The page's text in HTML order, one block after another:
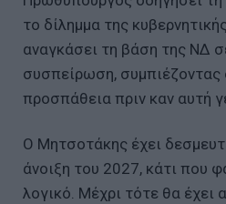
το δίλημμα της
αναγκάσει τη βάση της ΝΔ
συσπείρωση, συμπιέζοντας
προσπάθεια πριν καν αυτή
Ο Μητσοτάκης έχει
άνοιξη του 2027, κάτι που
λογικό. Μέχρι τότε θα έχει